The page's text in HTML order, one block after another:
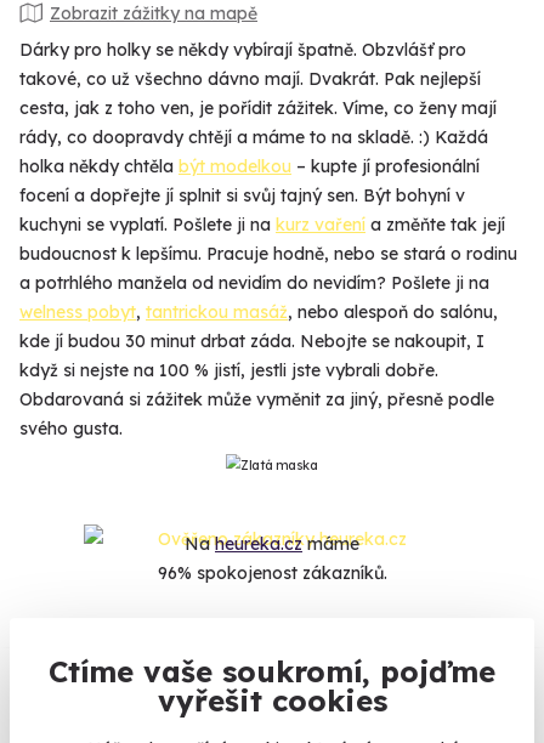
Ctíme vaše soukromí, pojďme
vyřešit cookies
Zobrazit zážitky na mapě
Dárky pro holky se někdy vybírají špatně. Obzvlášť pro
takové, co už všechno dávno mají. Dvakrát. Pak nejlepší
cesta, jak z toho ven, je pořídit zážitek. Víme, co ženy mají
rády, co doopravdy chtějí a máme to na skladě. :) Každá
holka někdy chtěla být modelkou – kupte jí profesionální
focení a dopřejte jí splnit si svůj tajný sen. Být bohyní v
kuchyni se vyplatí. Pošlete ji na kurz vaření a změňte tak její
budoucnost k lepšímu. Pracuje hodně, nebo se stará o rodinu
a potrhlého manžela od nevidím do nevidím? Pošlete ji na
welness pobyt, tantrickou masáž, nebo alespoň do salónu,
kde jí budou 30 minut drbat záda. Nebojte se nakoupit, I
když si nejste na 100 % jistí, jestli jste vybrali dobře.
Obdarovaná si zážitek může vyměnit za jiný, přesně podle
svého gusta.
Naheureka.czmáme
96% spokojenost zákazníků.
Co si o nás myslí